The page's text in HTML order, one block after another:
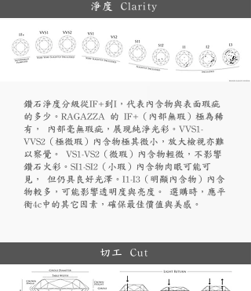
淨度 Clarity
鑽石淨度分級從IF+到I，代表內含物與表面瑕疵
的多少。RAGAZZA 的 IF+（內部無瑕）極為稀
有， 內部毫無瑕疵，展現純淨光彩。VVS1-
VVS2（極微瑕）內含物極其微小，放大檢視亦難
以察覺。 VS1-VS2（微瑕）內含物輕微，不影響
鑽石火彩。SI1-SI2（小瑕）內含物肉眼可能可
見， 但仍具良好光澤。I1-I3（明顯內含物）內含
物較多，可能影響透明度與亮度。 選購時，應平
衡4c中的其它因素，確保最佳價值與美感。
切工 Cut